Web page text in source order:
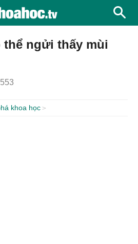
ngửi thấy mùi
khoa học